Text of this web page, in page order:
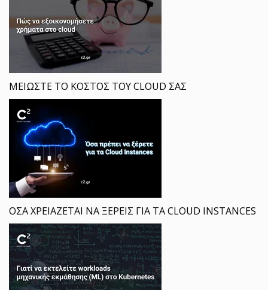
ΜΕΙΩΣΤΕ ΤΟ ΚΟΣΤΟΣ ΤΟΥ CLOUD ΣΑΣ
ΟΣΑ ΧΡΕΙΑΖΕΤΑΙ ΝΑ ΞΕΡΕΙΣ ΓΙΑ ΤΑ CLOUD INSTANCES